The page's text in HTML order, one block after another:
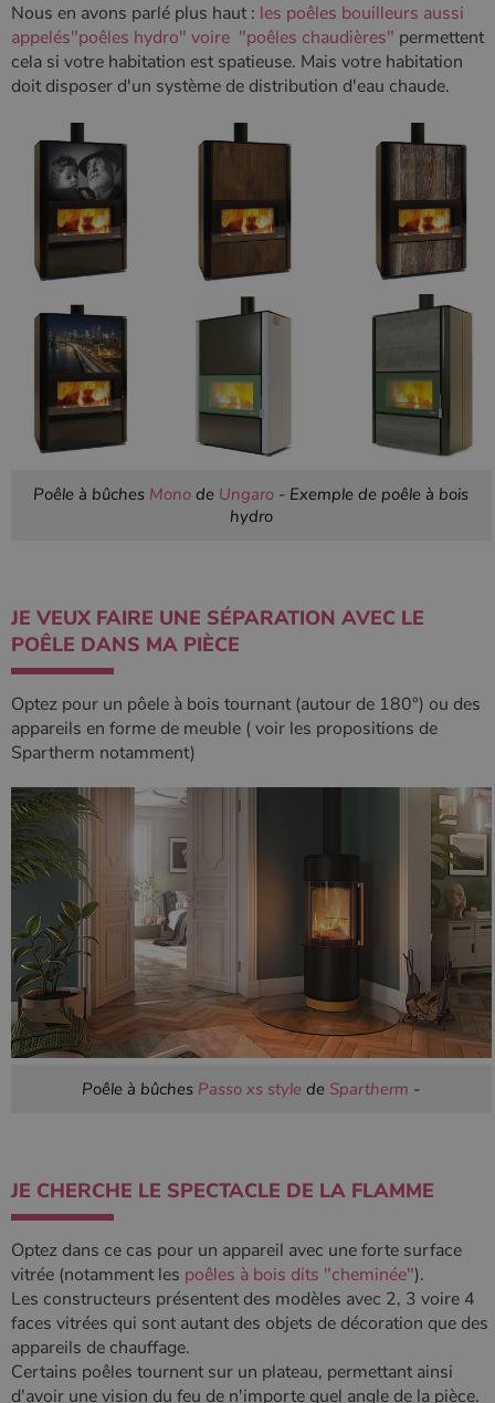
Nous en avons parlé plus haut : les poêles bouilleurs aussi
appelés"poêles hydro" voire "poêles chaudières" permettent
cela si votre habitation est spatieuse. Mais votre habitation
doit disposer d'un système de distribution d'eau chaude.
Poêle à bûches Mono de Ungaro - Exemple de poêle à bois
hydro
JE VEUX FAIRE UNE SÉPARATION AVEC LE
POÊLE DANS MA PIÈCE
Optez pour un pôele à bois tournant (autour de 180°) ou des
appareils en forme de meuble ( voir les propositions de
Spartherm notamment)
Poêle à bûches Passo xs style de Spartherm -
JE CHERCHE LE SPECTACLE DE LA FLAMME
Optez dans ce cas pour un appareil avec une forte surface
vitrée (notamment les poêles à bois dits "cheminée").
Les constructeurs présentent des modèles avec 2, 3 voire 4
faces vitrées qui sont autant des objets de décoration que des
appareils de chauffage.
Certains poêles tournent sur un plateau, permettant ainsi
d'avoir une vision du feu de n'importe quel angle de la pièce.